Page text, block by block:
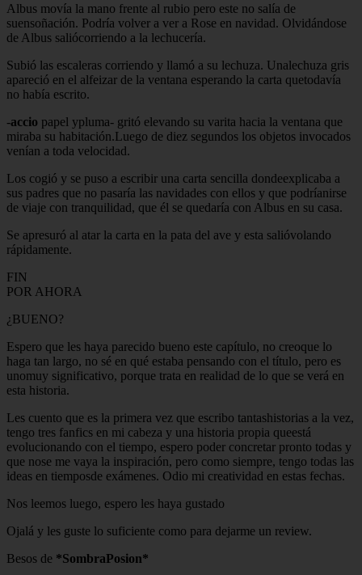
Albus movía la mano frente al rubio pero este no salía de
suensoñación. Podría volver a ver a Rose en navidad. Olvidándose
de Albus saliócorriendo a la lechucería.
Subió las escaleras corriendo y llamó a su lechuza. Unalechuza gris
apareció en el alfeizar de la ventana esperando la carta quetodavía
no había escrito.
-accio papel ypluma- gritó elevando su varita hacia la ventana que
miraba su habitación.Luego de diez segundos los objetos invocados
venían a toda velocidad.
Los cogió y se puso a escribir una carta sencilla dondeexplicaba a
sus padres que no pasaría las navidades con ellos y que podríanirse
de viaje con tranquilidad, que él se quedaría con Albus en su casa.
Se apresuró al atar la carta en la pata del ave y esta salióvolando
rápidamente.
FIN
POR AHORA
¿BUENO?
Espero que les haya parecido bueno este capítulo, no creoque lo
haga tan largo, no sé en qué estaba pensando con el título, pero es
unomuy significativo, porque trata en realidad de lo que se verá en
esta historia.
Les cuento que es la primera vez que escribo tantashistorias a la vez,
tengo tres fanfics en mi cabeza y una historia propia queestá
evolucionando con el tiempo, espero poder concretar pronto todas y
que nose me vaya la inspiración, pero como siempre, tengo todas las
ideas en tiemposde exámenes. Odio mi creatividad en estas fechas.
Nos leemos luego, espero les haya gustado
Ojalá y les guste lo suficiente como para dejarme un review.
Besos de *SombraPosion*